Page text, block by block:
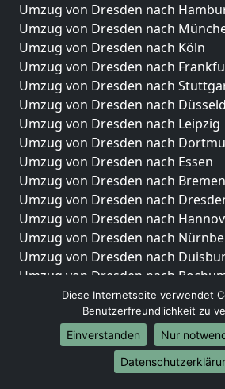
Umzug von Dresden nach
Umzug von Dresden nach
Umzug von Dresden nach Köln
Umzug von Dresden nach
Umzug von Dresden nach
Umzug von Dresden nach
Umzug von Dresden nach Leipzig
Umzug von Dresden nach
Umzug von Dresden nach Essen
Umzug von Dresden nach Bremen
Umzug von Dresden nach
Umzug von Dresden nach
Umzug von Dresden nach
Umzug von Dresden nach
Umzug von Dresden nach
Umzug von Dresden nach
Umzug von Dresden nach
Umzug von Dresden nach Bonn
Umzug von Dresden nach
Diese Internetseite verwendet
Benutzerfreundlichkeit zu
Einverstanden
Nur